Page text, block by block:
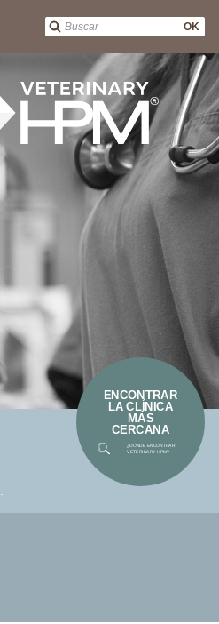
OK
ENCONTRAR
LA CLÍNICA
MÁS
CERCANA
¿DÓNDE ENCONTRAR
VETERINARY HPM?